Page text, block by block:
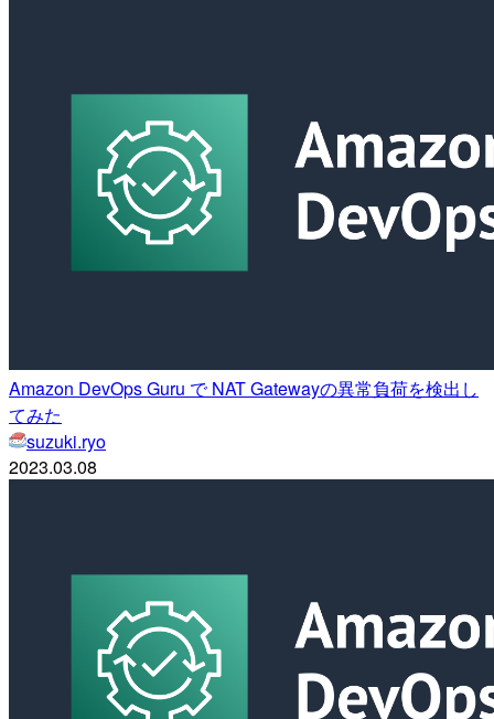
Amazon DevOps Guru で NAT Gatewayの異常負荷を検出し
てみた
suzuki.ryo
2023.03.08